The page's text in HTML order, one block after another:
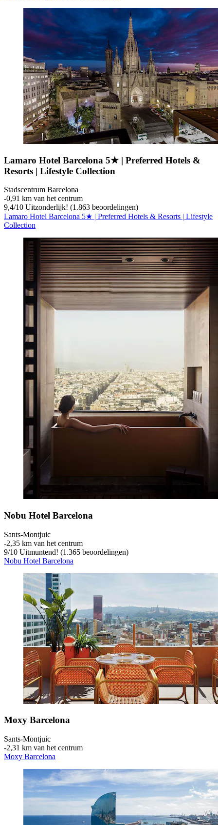
Lamaro Hotel Barcelona 5★ | Preferred Hotels &
Resorts | Lifestyle Collection
Stadscentrum Barcelona
‐0,91 km van het centrum
9,4/10 Uitzonderlijk! (1.863 beoordelingen)
Lamaro Hotel Barcelona 5★ | Preferred Hotels & Resorts | Lifestyle
Collection
Nobu Hotel Barcelona
Sants-Montjuic
‐2,35 km van het centrum
9/10 Uitmuntend! (1.365 beoordelingen)
Nobu Hotel Barcelona
Moxy Barcelona
Sants-Montjuic
‐2,31 km van het centrum
Moxy Barcelona